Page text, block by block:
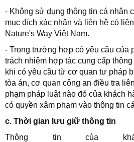
- Không sử dụng thông tin cá nhân
mục đích xác nhận và liên hệ có
Nature's Way Việt Nam.
- Trong trường hợp có yêu cầu của
trách nhiệm hợp tác cung cấp
khi có yêu cầu từ cơ quan tư pháp
tòa án, cơ quan công an điều tra
phạm pháp luật nào đó của khách
có quyền xâm phạm vào thông tin
c. Thời gian lưu giữ thông tin
Thông tin của